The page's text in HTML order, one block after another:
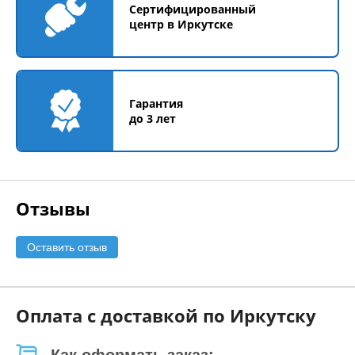
Сертифицированный
центр в Иркутске
Гарантия
до 3 лет
Отзывы
Оставить отзыв
Оплата с доставкой по Иркутску